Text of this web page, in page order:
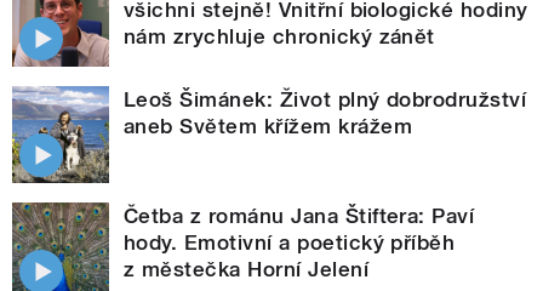
všichni stejně! Vnitřní biologické hodiny
nám zrychluje chronický zánět
Leoš Šimánek: Život plný dobrodružství
aneb Světem křížem krážem
Četba z románu Jana Štiftera: Paví
hody. Emotivní a poetický příběh
z městečka Horní Jelení